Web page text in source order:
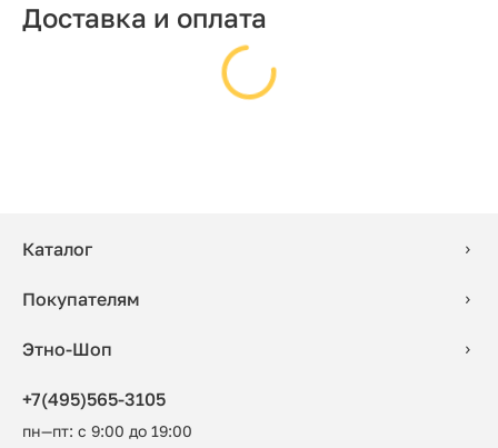
Доставка и оплата
Каталог
Покупателям
Этно-Шоп
+7(495)565-3105
пн—пт: с 9:00 до 19:00